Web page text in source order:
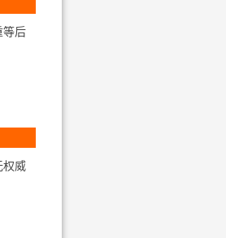
等后
权威